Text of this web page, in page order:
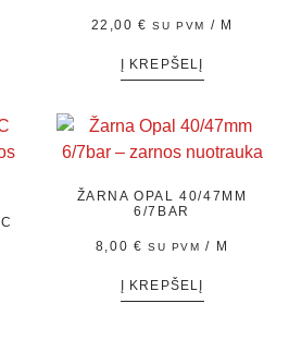
22,00€ SU PVM / M
Į KREPŠELĮ
ŽARNA OPAL 40/47MM
6/7BAR
8,00 € SU PVM / M
Į KREPŠELĮ